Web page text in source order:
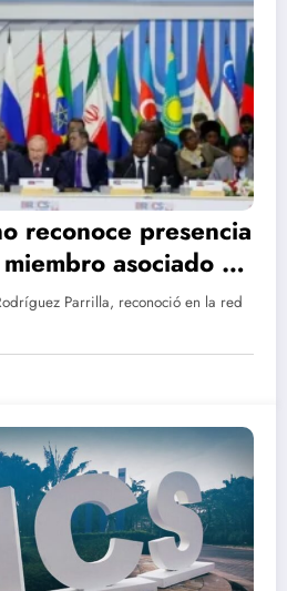
reconoce presencia
asociado de
Parrilla, reconoció en la red